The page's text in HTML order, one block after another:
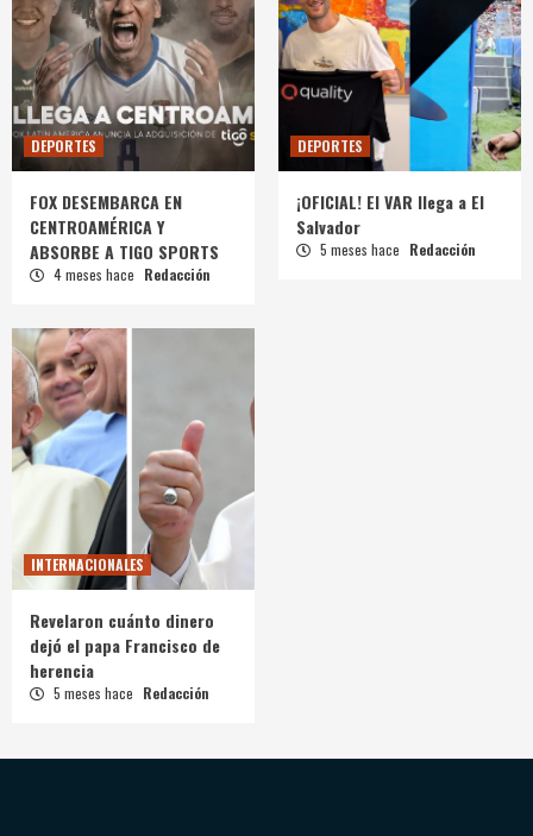
DEPORTES
FOX DESEMBARCA EN
CENTROAMÉRICA Y
ABSORBE A TIGO SPORTS
4 meses hace Redacción
DEPORTES
¡OFICIAL! El VAR llega a El
Salvador
5 meses hace Redacción
INTERNACIONALES
Revelaron cuánto dinero
dejó el papa Francisco de
herencia
5 meses hace Redacción